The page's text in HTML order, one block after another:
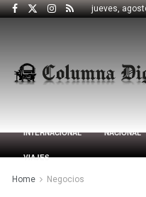
jueves,
INTERNACIONAL NACIONAL
VIAJES
Home Negocios